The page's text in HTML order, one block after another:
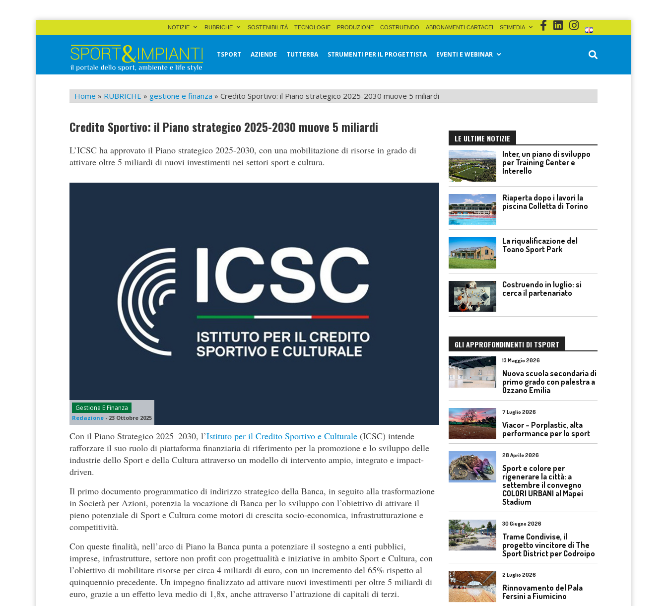
NOTIZIE RUBRICHE SOSTENIBILITÀ TECNOLOGIE PRODUZIONE COSTRUENDO ABBONAMENTI CARTACEI SEIMEDIA
Sport&Impianti
TSPORT AZIENDE TUTTERBA STRUMENTI PER IL PROGETTISTA EVENTI E WEBINAR
Home » RUBRICHE » gestione e finanza » Credito Sportivo: il Piano strategico 2025-2030 muove 5 miliardi
Credito Sportivo: il Piano strategico 2025-2030 muove 5 miliardi
L’ICSC ha approvato il Piano strategico 2025-2030, con una mobilitazione di risorse in grado di
attivare oltre 5 miliardi di nuovi investimenti nei settori sport e cultura.
Gestione E Finanza
Redazione - 23 Ottobre 2025
Con il Piano Strategico 2025–2030, l’Istituto per il Credito Sportivo e Culturale (ICSC) intende
rafforzare il suo ruolo di piattaforma finanziaria di riferimento per la promozione e lo sviluppo delle
industrie dello Sport e della Cultura attraverso un modello di intervento ampio, integrato e impact-
driven.
Il primo documento programmatico di indirizzo strategico della Banca, in seguito alla trasformazione
in Società per Azioni, potenzia la vocazione di Banca per lo sviluppo con l’obiettivo di attivare il
pieno potenziale di Sport e Cultura come motori di crescita socio-economica, infrastrutturazione e
competitività.
Con queste finalità, nell’arco di Piano la Banca punta a potenziare il sostegno a enti pubblici,
imprese, infrastrutture, settore non profit con progettualità e iniziative in ambito Sport e Cultura, con
l’obiettivo di mobilitare risorse per circa 4 miliardi di euro, con un incremento del 65% rispetto al
quinquennio precedente. Un impegno finalizzato ad attivare nuovi investimenti per oltre 5 miliardi di
euro, grazie a un effetto leva medio di 1,8x, anche attraverso l’attrazione di capitali di terzi.
LE ULTIME NOTIZIE
Inter, un piano di sviluppo
per Training Center e
Interello
Riaperta dopo i lavori la
piscina Colletta di Torino
La riqualificazione del
Toano Sport Park
Costruendo in luglio: si
cerca il partenariato
GLI APPROFONDIMENTI DI TSPORT
13 Maggio 2026
Nuova scuola secondaria di
primo grado con palestra a
Ozzano Emilia
7 Luglio 2026
Viacor – Porplastic, alta
performance per lo sport
28 Aprile 2026
Sport e colore per
rigenerare la città: a
settembre il convegno
COLORI URBANI al Mapei
Stadium
30 Giugno 2026
Trame Condivise, il
progetto vincitore di The
Sport District per Codroipo
2 Luglio 2026
Rinnovamento del Pala
Fersini a Fiumicino